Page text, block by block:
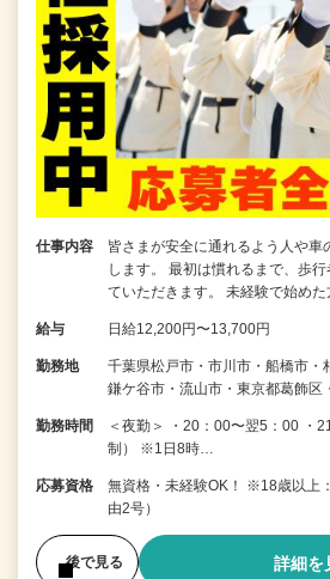
仕事内容
皆さまが安全に通れるよう人や車
します。 最初は慣れるまで、歩
ていただきます。 未経験で始め
給与 日給12,200円〜13,700円
勤務地
千葉県松戸市・市川市・船橋市・
鎌ケ谷市・流山市・東京都葛飾区
勤務時間
＜夜勤＞ ・20：00〜翌5：00 ・
制） ※1日8時…
応募資格
無資格・未経験OK！ ※18歳以上
由2号）
後で見る 詳細を